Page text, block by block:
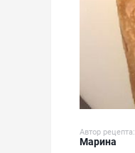
Автор рецепта:
Марина